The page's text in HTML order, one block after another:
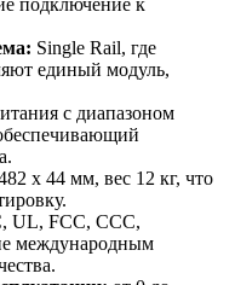
Single Rail, где
единый модуль,
с диапазоном
x 44 мм, вес 12 кг, что
UL, FCC, CСС,
международным